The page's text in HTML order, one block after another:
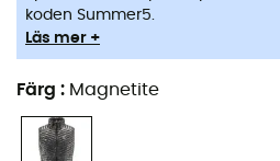
koden Summer5.
Läs mer +
Färg : Magnetite
komprimerbarhet
ryggsäck utan att ta plats.
klättrare eller en
av varje ögonblick i naturen.